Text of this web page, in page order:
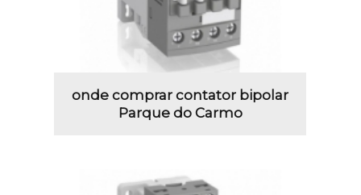
onde comprar contator bipolar
Parque do Carmo